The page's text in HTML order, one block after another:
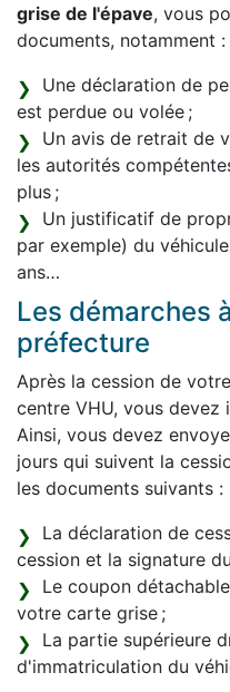
grise de l'épave, vous
documents, notamment :
Une déclaration de
est perdue ou volée ;
Un avis de retrait de
les autorités
plus ;
Un justificatif de
par exemple) du
ans…
Les démarches
préfecture
Après la cession de
centre VHU, vous
Ainsi, vous devez
jours qui suivent la
les documents suivants :
La déclaration de
cession et la signature
Le coupon
votre carte grise ;
La partie supérieure
d'immatriculation du